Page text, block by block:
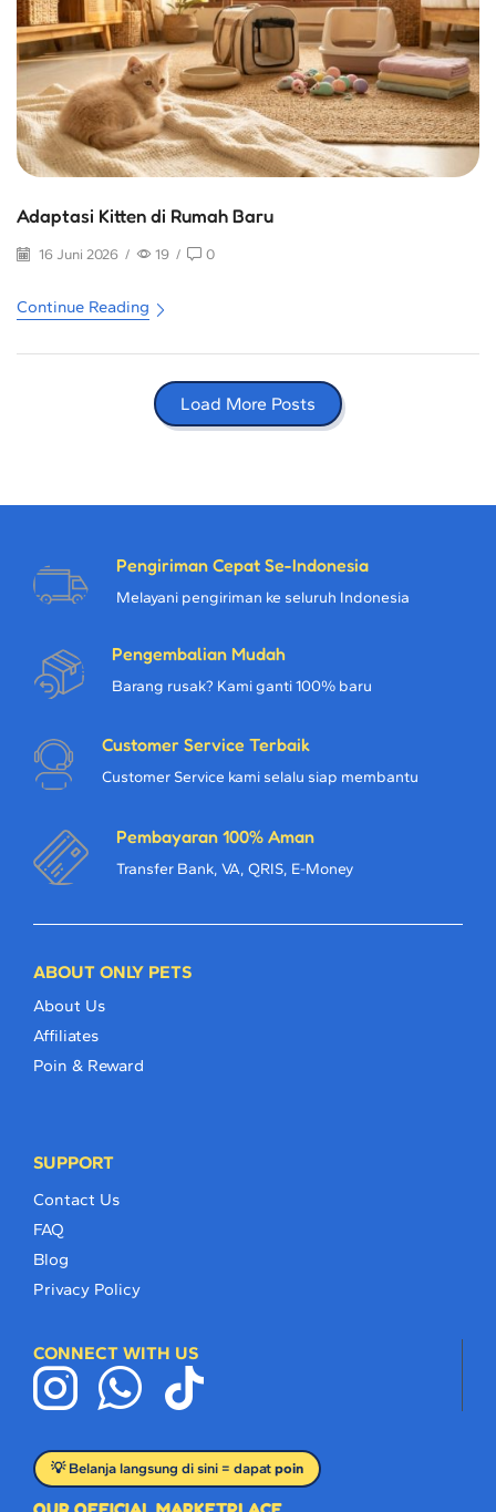
Adaptasi Kitten di Rumah Baru
16 Juni 2026 / 19 / 0
Continue Reading
Load More Posts
Pengiriman Cepat Se-Indonesia
Melayani pengiriman ke seluruh Indonesia
Pengembalian Mudah
Barang rusak? Kami ganti 100% baru
Customer Service Terbaik
Customer Service kami selalu siap membantu
Pembayaran 100% Aman
Transfer Bank, VA, QRIS, E-Money
ABOUT ONLY PETS
About Us
Affiliates
Poin & Reward
SUPPORT
Contact Us
FAQ
Blog
Privacy Policy
CONNECT WITH US
💡 Belanja langsung di sini = dapat poin